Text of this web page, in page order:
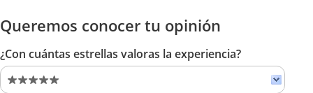
Queremos conocer tu opinión
¿Con cuántas estrellas valoras la experiencia?